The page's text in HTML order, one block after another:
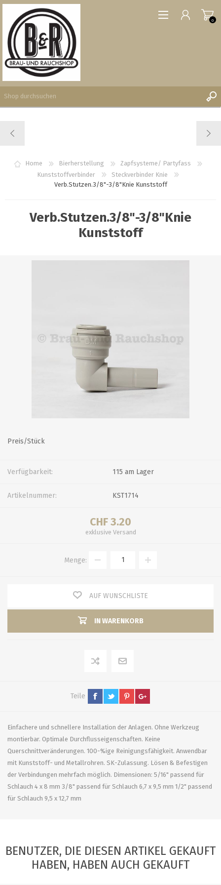
WUNSCHLISTE
0
0
Home Bierherstellung
Zapfsysteme/ Partyfass
Kunststoffverbinder
Steckverbinder Knie
Verb.Stutzen.3/8"-3/8"Knie Kunststoff
Verb.Stutzen.3/8"-3/8"Knie
Kunststoff
Preis/Stück
Verfügbarkeit: 115 am Lager
Artikelnummer: KST1714
CHF 3.20
exklusive Versand
Menge:
AUF WUNSCHLISTE
IN WARENKORB
Teile
Einfachere und schnellere Installation der Anlagen. Ohne Werkzeug
montierbar. Optimale Durchflusseigenschaften. Keine
Querschnittveränderungen. 100-%ige Reinigungsfähigkeit. Anwendbar
mit Kunststoff- und Metallrohren. SK-Zulassung. Lösen & Befestigen
der Verbindungen mehrfach möglich. Dimensionen: 5/16" passend für
Schlauch 4 x 8 mm 3/8" passend für Schlauch 6,7 x 9,5 mm 1/2" passend
für Schlauch 9,5 x 12,7 mm
BENUTZER, DIE DIESEN ARTIKEL GEKAUFT
HABEN, HABEN AUCH GEKAUFT